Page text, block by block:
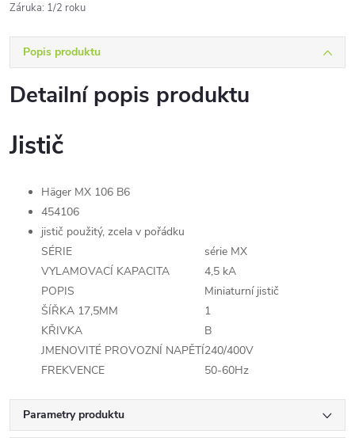
Záruka: 1/2 roku
Popis produktu
Detailní popis produktu
Jistič
Häger MX 106 B6
454106
jistič použitý, zcela v pořádku
SÉRIE
série MX
VYLAMOVACÍ KAPACITA
4,5 kA
POPIS
Miniaturní jistič
ŠÍŘKA 17,5MM
1
KŘIVKA
B
JMENOVITÉ PROVOZNÍ NAPĚTÍ240/400V
FREKVENCE
50-60Hz
Parametry produktu